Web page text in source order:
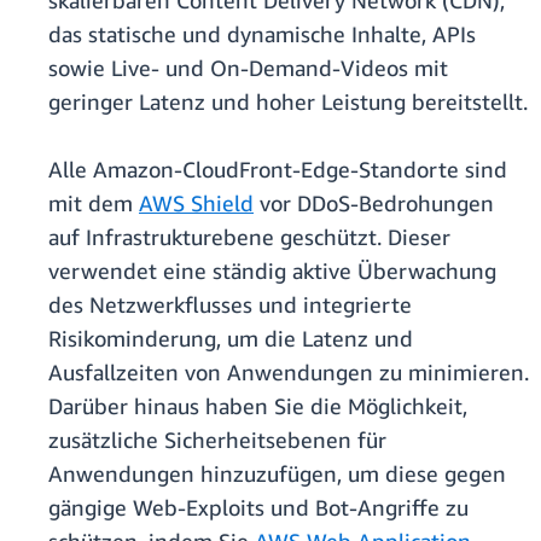
das statische und dynamische Inhalte, APIs
sowie Live- und On-Demand-Videos mit
geringer Latenz und hoher Leistung bereitstellt.
Alle Amazon-CloudFront-Edge-Standorte sind
mit dem AWS Shield vor DDoS-Bedrohungen
auf Infrastrukturebene geschützt. Dieser
verwendet eine ständig aktive Überwachung
des Netzwerkflusses und integrierte
Risikominderung, um die Latenz und
Ausfallzeiten von Anwendungen zu minimieren.
Darüber hinaus haben Sie die Möglichkeit,
zusätzliche Sicherheitsebenen für
Anwendungen hinzuzufügen, um diese gegen
gängige Web-Exploits und Bot-Angriffe zu